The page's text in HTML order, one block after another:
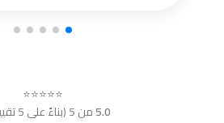
⭐⭐⭐⭐⭐
5.0من 5 (بناءً على 5 تقييمات)